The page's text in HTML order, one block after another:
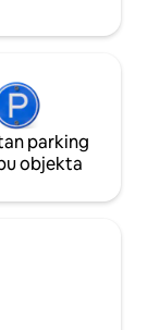
parking
objekta